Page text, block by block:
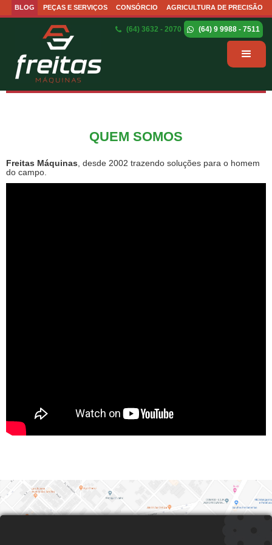
BLOG PEÇAS E SERVIÇOS CONSÓRCIO AGRICULTURA DE PRECISÃO
(64) 3632 - 2070 (64) 9 9988 - 7511
QUEM SOMOS
Freitas Máquinas , desde 2002 trazendo soluções para o homem
do campo.
Als een geoptimaliseerd werkproces waarin machines worden
Come un sistema meccanico in cui ogni componente contribuisce
W środowisku technicznym, gdzie każdy element maszyny wpływa